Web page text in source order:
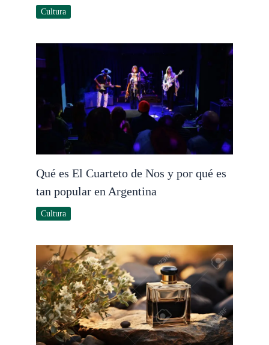
Cultura
Qué es El Cuarteto de Nos y por qué es
tan popular en Argentina
Cultura